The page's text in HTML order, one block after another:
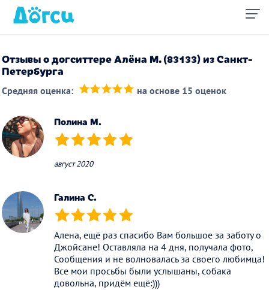
Отзывы о догситтере Алёна М. (83133) из Санкт-
Петербурга
Средняя оценка: на основе 15 оценок
Полина М.
(*) (*) (*) (*) (*)
август 2020
Галина С.
(*) (*) (*) (*) (*)
Алена, ещё раз спасибо Вам большое за заботу о
Джойсане! Оставляла на 4 дня, получала фото,
Сообщения и не волновалась за своего любимца!
Все мои просьбы были услышаны, собака
довольна, придём ещё:)))